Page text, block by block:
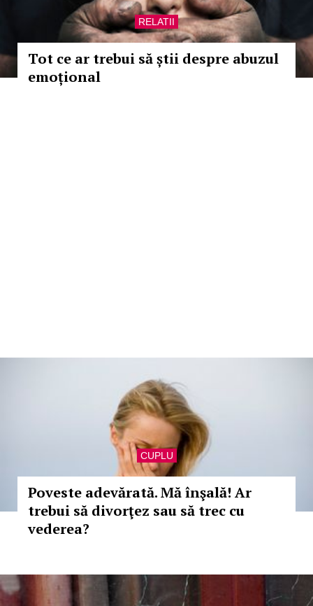
RELATII
Tot ce ar trebui să știi despre abuzul
emoțional
CUPLU
Poveste adevărată. Mă înşală! Ar
trebui să divorţez sau să trec cu
vederea?